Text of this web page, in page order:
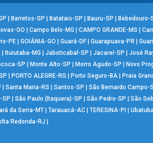
| Barretos-SP | Batatais-SP | Bauru-SP | Bebedouro-
GO | Campo Belo-MG | CAMPO GRANDE-MS |
PE | GOIÂNIA-GO | Guará-DF | Guarapuava-PR |
| Ituiutaba-MG | Jaboticabal-SP | Jacareí-SP | José
SP | Monte Alto-SP | Morro Agudo-SP | Novo
| PORTO ALEGRE-RS | Porto Seguro-BA| Praia
| Santa Maria-RS | Santos-SP | São Bernardo Campo-
SP | São Paulo (Itaquera)-SP | São Pedro-SP | São
da Serra-MT| Tarauacá-AC| TERESINA-PI |
Redonda-RJ |